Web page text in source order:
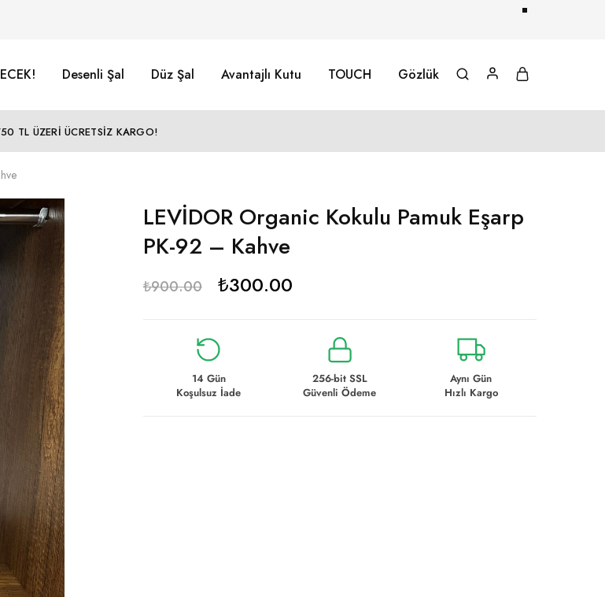
Desenli Şal Düz Şal Avantajlı Kutu TOUCH Gözlük
TL ÜZERİ ÜCRETSİZ KARGO!
LEVİDOR Organic Kokulu Pamuk Eşarp
PK-92 – Kahve
₺900.00 ₺300.00
14 Gün
Koşulsuz İade
256-bit SSL
Güvenli Ödeme
Aynı Gün
Hızlı Kargo